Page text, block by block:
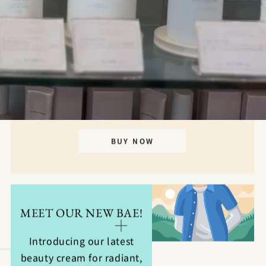
THE PERFECT PRESENT
Enhance your beauty routine with our
luxurious cream gift box. Includes a cuddly
teddy bear for added charm. Limited
availability.
BUY NOW
MEET OUR NEW BAE!
Introducing our latest
beauty cream for radiant,